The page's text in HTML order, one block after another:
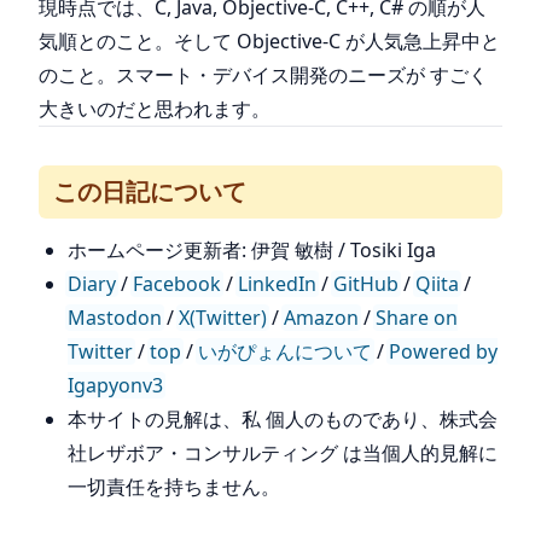
現時点では、C, Java, Objective-C, C++, C# の順が人
気順とのこと。そして Objective-C が人気急上昇中と
のこと。スマート・デバイス開発のニーズが すごく
大きいのだと思われます。
この日記について
ホームページ更新者: 伊賀 敏樹 / Tosiki Iga
Diary/ Facebook/ LinkedIn / GitHub / Qiita /
Mastodon /X(Twitter)/Amazon /Share on
Twitter/top / いがぴょんについて / Powered by
Igapyonv3
本サイトの見解は、私 個人のものであり、株式会
社レザボア・コンサルティング は当個人的見解に
一切責任を持ちません。